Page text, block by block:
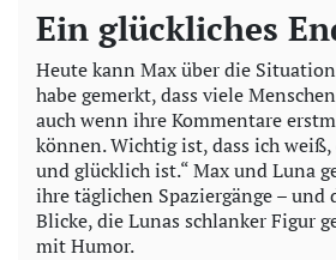
Ein glückliches
Heute kann Max über die
habe gemerkt, dass viele
auch wenn ihre Kommentare
können. Wichtig ist, dass ich weiß,
und glücklich ist.“ Max und Luna
ihre täglichen Spaziergänge – und
Blicke, die Lunas schlanker Figur
mit Humor.